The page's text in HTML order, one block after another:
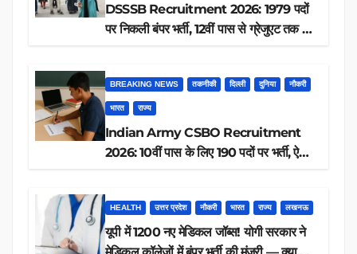
DSSSB Recruitment 2026: 1979 पदों
पर निकली बंपर भर्ती, 12वीं पास से ग्रेजुएट तक करें
BREAKING NEWS तकनीकी दिल्ली दुनिया नौकरी
भारत राज्य
Indian Army CSBO Recruitment
2026: 10वीं पास के लिए 190 पदों पर भर्ती, ऐसे
HEALTH उत्तर प्रदेश नौकरी भारत राज्य लखनऊ
यूपी में 1200 नए मेडिकल जॉब्स! योगी सरकार ने